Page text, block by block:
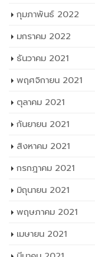
กุมภาพันธ์ 2022
มกราคม 2022
ธันวาคม 2021
พฤศจิกายน 2021
ตุลาคม 2021
กันยายน 2021
สิงหาคม 2021
กรกฎาคม 2021
มิถุนายน 2021
พฤษภาคม 2021
เมษายน 2021